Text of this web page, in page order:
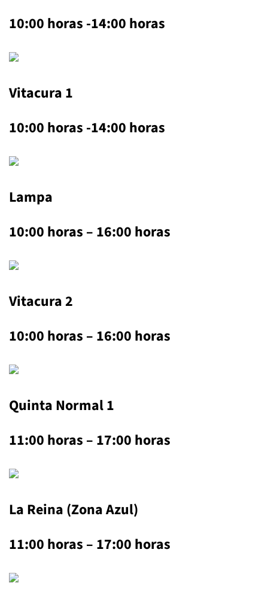
10:00 horas -14:00 horas
Vitacura 1
10:00 horas -14:00 horas
Lampa
10:00 horas – 16:00 horas
Vitacura 2
10:00 horas – 16:00 horas
Quinta Normal 1
11:00 horas – 17:00 horas
La Reina (Zona Azul)
11:00 horas – 17:00 horas